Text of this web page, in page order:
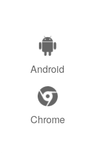
Android
Chrome